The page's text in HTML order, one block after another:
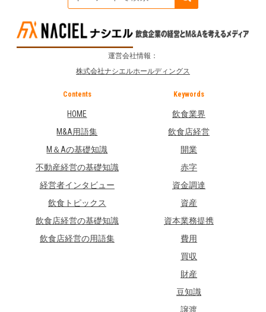
運営会社情報：
株式会社ナシエルホールディングス
Contents
HOME
M&A用語集
M＆Aの基礎知識
不動産経営の基礎知識
経営者インタビュー
飲食トピックス
飲食店経営の基礎知識
飲食店経営の用語集
Keywords
飲食業界
飲食店経営
開業
赤字
資金調達
資産
資本業務提携
費用
買収
財産
豆知識
譲渡